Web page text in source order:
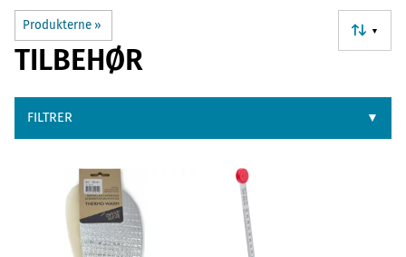
Produkterne ‪» ▼
TILBEHØR
FILTRER ▼